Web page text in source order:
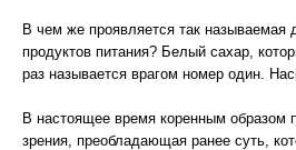
В чем же проявляется так называемая
продуктов питания? Белый сахар,
раз называется врагом номер один.
В настоящее время коренным образом
зрения, преобладающая ранее суть,